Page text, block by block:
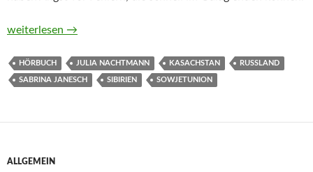
Sibir von Sabrina Janesch (Hörbuch)
weiterlesen →
HÖRBUCH JULIA NACHTMANN KASACHSTAN RUSSLAND
SABRINA JANESCH SIBIRIEN SOWJETUNION
ALLGEMEIN